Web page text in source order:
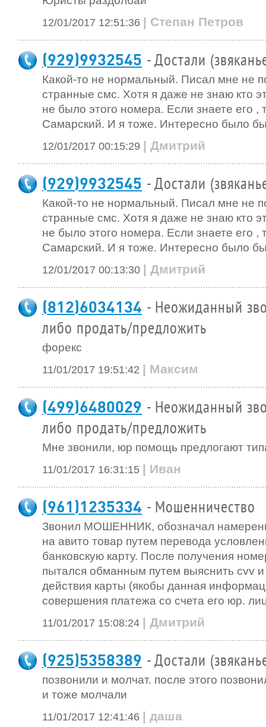
12/01/2017 12:51:36 | Степан Петров
(929)9932545 - Достали
Какой-то не нормальный. Писал мне не
странные смс. Хотя я даже не знаю кто
не было этого номера. Если знаете его ,
Самарский. И я тоже. Интересно было бы
12/01/2017 00:15:29 | Дмитрий
(929)9932545 - Достали
Какой-то не нормальный. Писал мне не
странные смс. Хотя я даже не знаю кто
не было этого номера. Если знаете его ,
Самарский. И я тоже. Интересно было бы
12/01/2017 00:13:30 | Дмитрий
(812)6034134 - Неожиданный
либо продать/предложить
форекс
11/01/2017 19:51:42 | Максим
(499)6480029 - Неожиданный
либо продать/предложить
Мне звонили, юр помощь предлогают
11/01/2017 16:31:15 | Иван
(961)1235334 - Мошенничество
Звонил МОШЕННИК, обозначал
на авито товар путем перевода
банковскую карту. После получения
пытался обманным путем выяснить cvv
действия карты (якобы данная
совершения платежа со счета его юр.
11/01/2017 15:08:24 | Дмитрий
(925)5358389 - Достали
позвонили и молчат. после этого
и тоже молчали
11/01/2017 12:41:46 | даша